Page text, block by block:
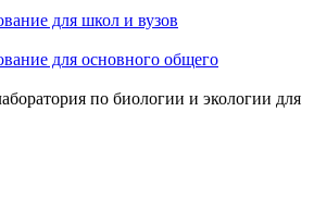
для школ и вузов
для основного общего
по биологии и экологии для